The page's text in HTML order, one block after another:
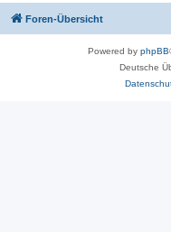
Foren-Übersicht
Powered by phpBB
Deutsche